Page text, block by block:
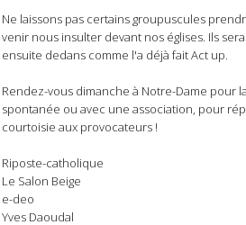
Ne laissons pas certains groupuscules
venir nous insulter devant nos églises. Ils
ensuite dedans comme l'a déjà fait Act up.
Rendez-vous dimanche à Notre-Dame pour
spontanée ou avec une association, pour
courtoisie aux provocateurs !
Riposte-catholique
Le Salon Beige
e-deo
Yves Daoudal